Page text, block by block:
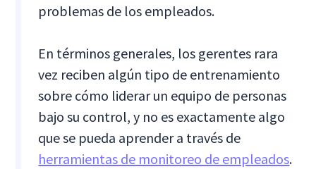
problemas de los empleados.
En términos generales, los gerentes rara
vez reciben algún tipo de entrenamiento
sobre cómo liderar un equipo de personas
bajo su control, y no es exactamente algo
que se pueda aprender a través de
herramientas de monitoreo de empleados.